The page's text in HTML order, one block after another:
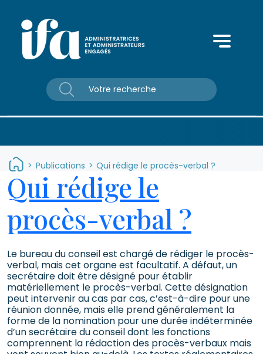
> Publications > Qui rédige le procès-verbal ?
Qui rédige le
procès-verbal ?
Le bureau du conseil est chargé de rédiger le procès-
verbal, mais cet organe est facultatif. A défaut, un
secrétaire doit être désigné pour établir
matériellement le procès-verbal. Cette désignation
peut intervenir au cas par cas, c’est-à-dire pour une
réunion donnée, mais elle prend généralement la
forme de la nomination pour une durée indéterminée
d’un secrétaire du conseil dont les fonctions
comprennent la rédaction des procès-verbaux mais